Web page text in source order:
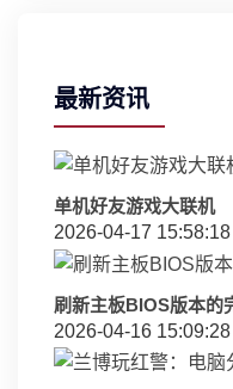
最新资讯
单机好友游戏大联机
2026-04-17 15:58:18
刷新主板BIOS版本的
2026-04-16 15:09:28